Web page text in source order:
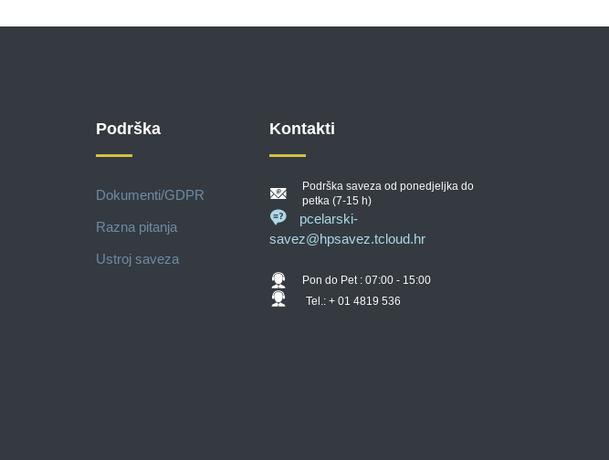
Podrška
Dokumenti/GDPR
Razna pitanja
Ustroj saveza
Kontakti
Podrška saveza od ponedjeljka do
petka (7-15 h)
pcelarski-
savez@hpsavez.tcloud.hr
Pon do Pet : 07:00 - 15:00
Tel.: + 01 4819 536